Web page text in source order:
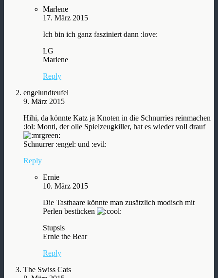
Marlene
17. März 2015
Ich bin ich ganz fasziniert dann :love:
LG
Marlene
Reply
engelundteufel
9. März 2015
Hihi, da könnte Katz ja Knoten in die Schnurries reinmachen
:lol: Monti, der olle Spielzeugkiller, hat es wieder voll drauf
Schnurrer :engel: und :evil:
Reply
Ernie
10. März 2015
Die Tasthaare könnte man zusätzlich modisch mit
Perlen bestücken
Stupsis
Ernie the Bear
Reply
The Swiss Cats